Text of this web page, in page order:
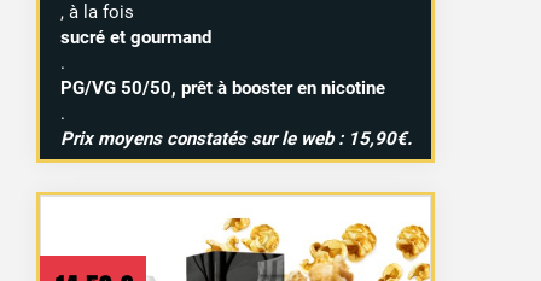
, à la fois
sucré et gourmand
.
PG/VG 50/50, prêt à booster en nicotine
.
Prix moyens constatés sur le web : 15,90€.